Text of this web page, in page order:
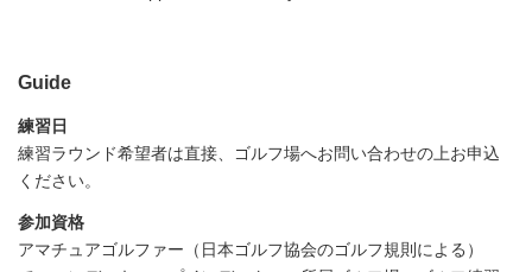
Guide
練習日
練習ラウンド希望者は直接、ゴルフ場へお問い合わせの上お申込
ください。
参加資格
アマチュアゴルファー（日本ゴルフ協会のゴルフ規則による）